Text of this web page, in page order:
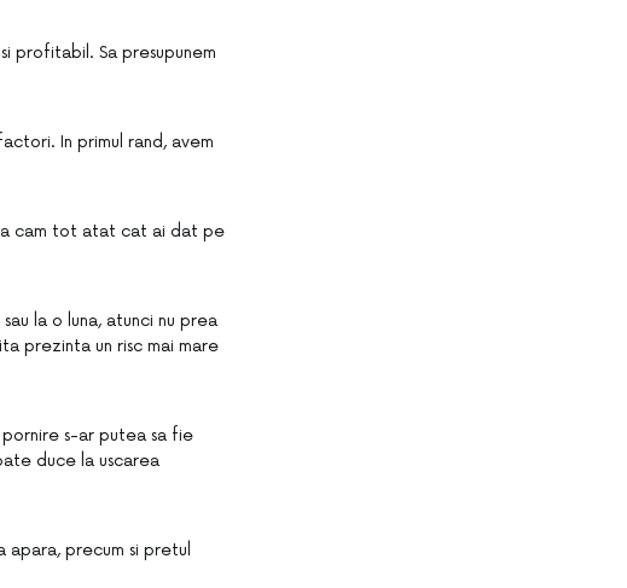
profitabil. Sa presupunem
In primul rand, avem
cam tot atat cat ai dat pe
la o luna, atunci nu prea
prezinta un risc mai mare
pornire s-ar putea sa fie
duce la uscarea
precum si pretul